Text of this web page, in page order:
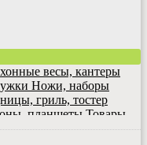
весы, кантеры
Ножи, наборы
гриль, тостер
планшеты Товары
Intex,Bestway